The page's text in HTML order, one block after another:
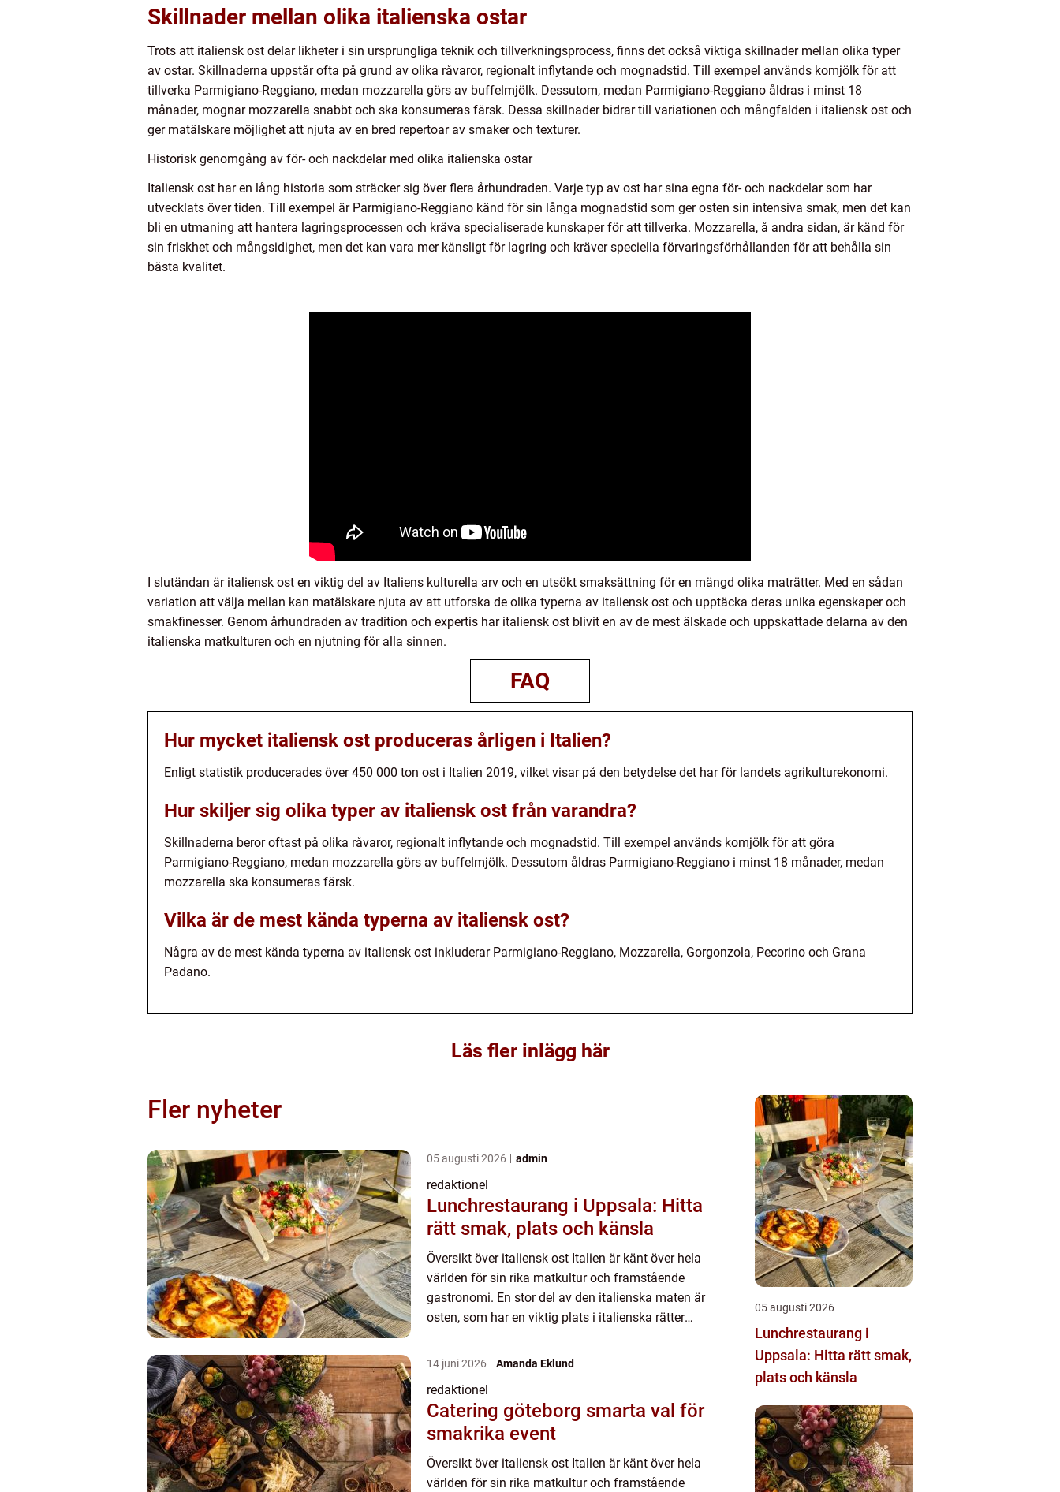
Skillnader mellan olika italienska ostar
Trots att italiensk ost delar likheter i sin ursprungliga teknik och tillverkningsprocess, finns det också viktiga skillnader mellan olika typer
av ostar. Skillnaderna uppstår ofta på grund av olika råvaror, regionalt inflytande och mognadstid. Till exempel används komjölk för att
tillverka Parmigiano-Reggiano, medan mozzarella görs av buffelmjölk. Dessutom, medan Parmigiano-Reggiano åldras i minst 18
månader, mognar mozzarella snabbt och ska konsumeras färsk. Dessa skillnader bidrar till variationen och mångfalden i italiensk ost och
ger matälskare möjlighet att njuta av en bred repertoar av smaker och texturer.
Historisk genomgång av för- och nackdelar med olika italienska ostar
Italiensk ost har en lång historia som sträcker sig över flera århundraden. Varje typ av ost har sina egna för- och nackdelar som har
utvecklats över tiden. Till exempel är Parmigiano-Reggiano känd för sin långa mognadstid som ger osten sin intensiva smak, men det kan
bli en utmaning att hantera lagringsprocessen och kräva specialiserade kunskaper för att tillverka. Mozzarella, å andra sidan, är känd för
sin friskhet och mångsidighet, men det kan vara mer känsligt för lagring och kräver speciella förvaringsförhållanden för att behålla sin
bästa kvalitet.
I slutändan är italiensk ost en viktig del av Italiens kulturella arv och en utsökt smaksättning för en mängd olika maträtter. Med en sådan
variation att välja mellan kan matälskare njuta av att utforska de olika typerna av italiensk ost och upptäcka deras unika egenskaper och
smakfinesser. Genom århundraden av tradition och expertis har italiensk ost blivit en av de mest älskade och uppskattade delarna av den
italienska matkulturen och en njutning för alla sinnen.
FAQ
Hur mycket italiensk ost produceras årligen i Italien?
Enligt statistik producerades över 450 000 ton ost i Italien 2019, vilket visar på den betydelse det har för landets agrikulturekonomi.
Hur skiljer sig olika typer av italiensk ost från varandra?
Skillnaderna beror oftast på olika råvaror, regionalt inflytande och mognadstid. Till exempel används komjölk för att göra
Parmigiano-Reggiano, medan mozzarella görs av buffelmjölk. Dessutom åldras Parmigiano-Reggiano i minst 18 månader, medan
mozzarella ska konsumeras färsk.
Vilka är de mest kända typerna av italiensk ost?
Några av de mest kända typerna av italiensk ost inkluderar Parmigiano-Reggiano, Mozzarella, Gorgonzola, Pecorino och Grana
Padano.
Läs fler inlägg här
Fler nyheter
05 augusti 2026 admin
redaktionel
Lunchrestaurang i Uppsala: Hitta
rätt smak, plats och känsla
Översikt över italiensk ost Italien är känt över hela
världen för sin rika matkultur och framstående
gastronomi. En stor del av den italienska maten är
osten, som har en viktig plats i italienska rätter
14 juni 2026 Amanda Eklund
redaktionel
Catering göteborg smarta val för
smakrika event
Översikt över italiensk ost Italien är känt över hela
världen för sin rika matkultur och framstående
05 augusti 2026
Lunchrestaurang i
Uppsala: Hitta rätt smak,
plats och känsla